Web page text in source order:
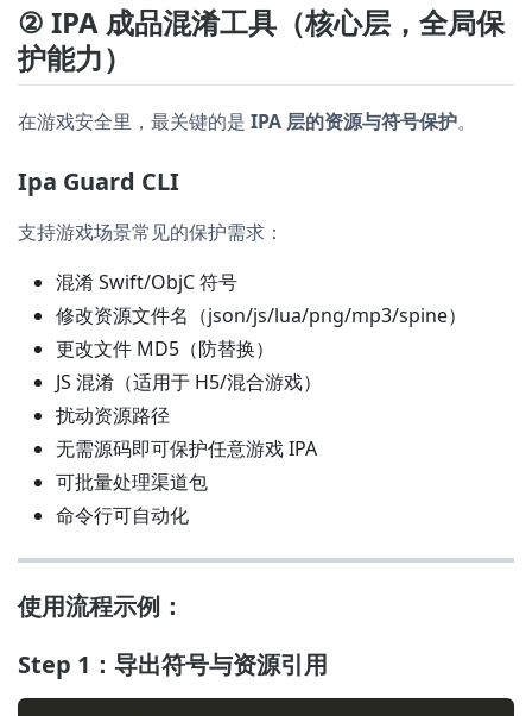
② IPA 成品混淆工具（核心层，全局保
护能力）
在游戏安全里，最关键的是 IPA 层的资源与符号保护。
Ipa Guard CLI
支持游戏场景常见的保护需求：
混淆 Swift/ObjC 符号
修改资源文件名（json/js/lua/png/mp3/spine）
更改文件 MD5（防替换）
JS 混淆（适用于 H5/混合游戏）
扰动资源路径
无需源码即可保护任意游戏 IPA
可批量处理渠道包
命令行可自动化
使用流程示例：
Step 1：导出符号与资源引用